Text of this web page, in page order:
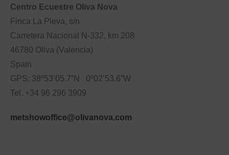
Centro Ecuestre Oliva Nova
Finca La Pleva, s/n
Carretera Nacional N-332, km 208
46780 Oliva (Valencia)
Spain
GPS: 38º53’05.7”N 0º02’53.6”W
Tel. +34 96 296 3909
metshowoffice@olivanova.com